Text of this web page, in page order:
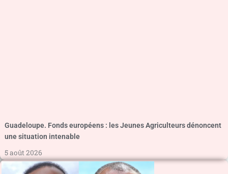
Guadeloupe. Fonds européens : les Jeunes Agriculteurs dénoncent
une situation intenable
5 août 2026